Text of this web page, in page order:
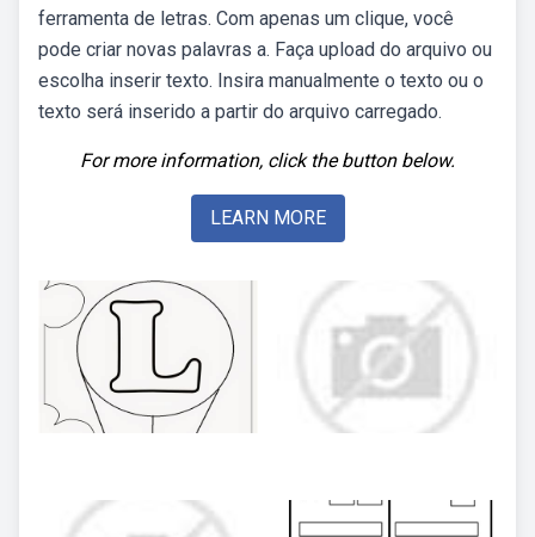
ferramenta de letras. Com apenas um clique, você
pode criar novas palavras a. Faça upload do arquivo ou
escolha inserir texto. Insira manualmente o texto ou o
texto será inserido a partir do arquivo carregado.
For more information, click the button below.
LEARN MORE